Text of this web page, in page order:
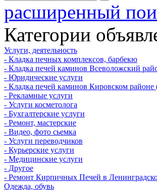
расширенный
Категории
Услуги, деятельность
- Кладка печных комплексов, барбекю
- Кладка печей каминов Всеволожский
- Юридические услуги
- Кладка печей каминов Кировском районе
- Рекламные услуги
- Услуги косметолога
- Бухгалтерские услуги
- Ремонт, мастерские
- Видео, фото сьемка
- Услуги переводчиков
- Курьерские услуги
- Медицинские услуги
- Другое
- Ремонт Кирпичных Печей в
Одежда, обувь